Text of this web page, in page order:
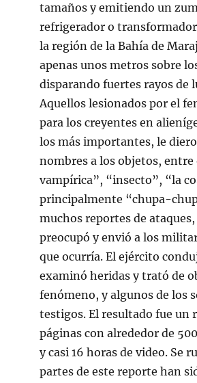
tamaños y emitiendo un
refrigerador o
la región de la Bahía de
apenas unos metros sobre
disparando fuertes rayos de
Aquellos lesionados por el
para los creyentes en
los más importantes, le
nombres a los objetos, entre
vampírica”, “insecto”, “la
principalmente “chupa-
muchos reportes de
preocupó y envió a los
que ocurría. El ejército
examinó heridas y trató de
fenómeno, y algunos de los
testigos. El resultado fue un
páginas con alrededor de
y casi 16 horas de video. Se
partes de este reporte han